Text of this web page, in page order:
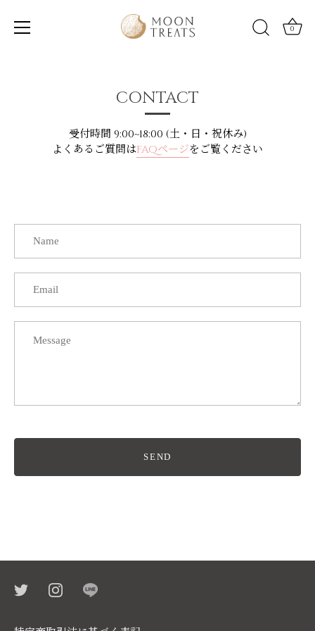
0
CONTACT
受付時間 9:00~18:00 (土・日・祝休み)
よくあるご質問はFAQページをご覧ください